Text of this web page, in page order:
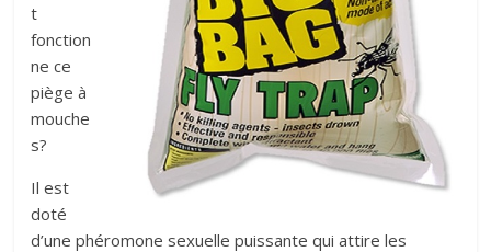
t
fonction
ne ce
piège à
mouche
s?
Il est
doté
d’une phéromone sexuelle puissante qui attire les